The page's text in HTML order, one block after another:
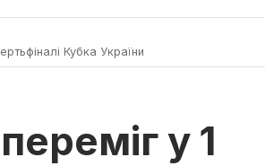
Кубка України
у 1